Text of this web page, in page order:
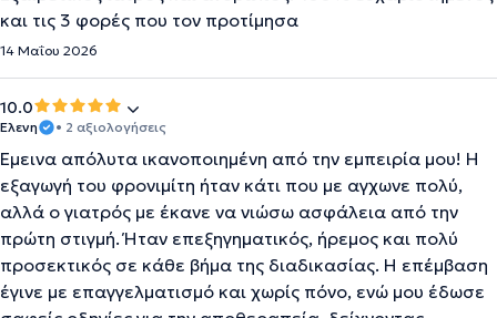
και τις 3 φορές που τον προτίμησα
14 Μαΐου 2026
10.0
Ελενη • 2 αξιολογήσεις
Έμεινα απόλυτα ικανοποιημένη από την εμπειρία μου! Η
εξαγωγή του φρονιμίτη ήταν κάτι που με αγχωνε πολύ,
αλλά ο γιατρός με έκανε να νιώσω ασφάλεια από την
πρώτη στιγμή. Ήταν επεξηγηματικός, ήρεμος και πολύ
προσεκτικός σε κάθε βήμα της διαδικασίας. Η επέμβαση
έγινε με επαγγελματισμό και χωρίς πόνο, ενώ μου έδωσε